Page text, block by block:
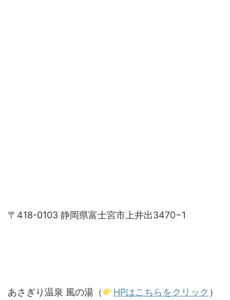
〒418-0103 静岡県富士宮市上井出3470−1
あさぎり温泉 風の湯（ HPはこちらをクリック ）